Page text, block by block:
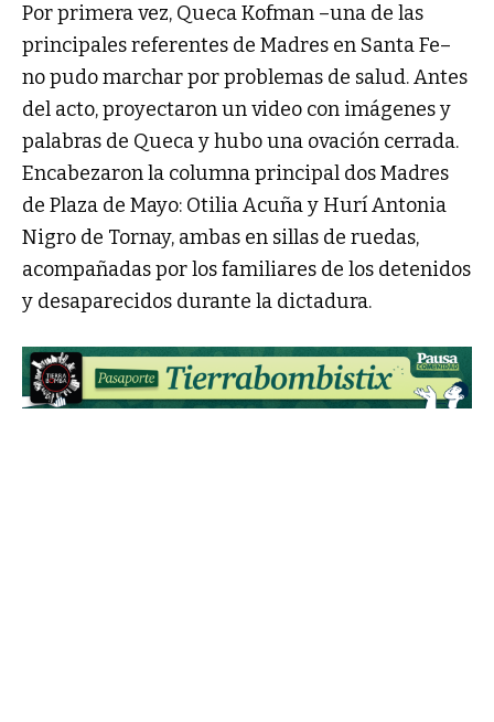
Por primera vez, Queca Kofman –una de las
principales referentes de Madres en Santa Fe–
no pudo marchar por problemas de salud. Antes
del acto, proyectaron un video con imágenes y
palabras de Queca y hubo una ovación cerrada.
Encabezaron la columna principal dos Madres
de Plaza de Mayo: Otilia Acuña y Hurí Antonia
Nigro de Tornay, ambas en sillas de ruedas,
acompañadas por los familiares de los detenidos
y desaparecidos durante la dictadura.